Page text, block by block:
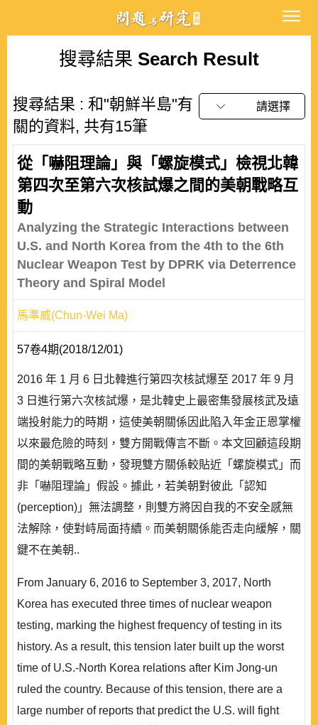
搜尋結果 Search Result
搜尋結果 : 和"朝鮮半島"有
關的資料, 共有15筆
請選擇
從「嚇阻理論」與「螺旋模式」檢視北韓
第四次至第六次核試爆之間的美朝戰略互
動
Analyzing the Strategic Interactions between
U.S. and North Korea from the 4th to the 6th
Nuclear Weapon Test by DPRK via Deterrence
Theory and Spiral Model
馬準威(Chun-Wei Ma)
57卷4期(2018/12/01)
2016 年 1 月 6 日北韓進行第四次核試爆至 2017 年 9 月
3 日進行第六次核試爆，是北韓史上最密集發展核武及遠
端投射能力的時期，這使美朝關係因此陷入年金正恩掌權
以來最危險的時刻，雙方開戰傳言不斷。本文回顧這段期
間的美朝戰略互動，發現雙方關係較貼近「螺旋模式」而
非「嚇阻理論」假設。據此，若美朝對彼此「認知
(perception)」無法調整，則雙方將因自我的不安全感無
法解除，使對峙局面持續。而美朝關係能否走向緩解，關
鍵不在美朝..
From January 6, 2016 to September 3, 2017, North
Korea has executed three times of nuclear weapon
testing, marking the highest frequency of testing in its
history. As a result, this tension later built up the worst
time of U.S.-North Korea relations after Kim Jong-un
ruled the country. Because of this tension, there are a
large number of reports that predict the U.S. will fight